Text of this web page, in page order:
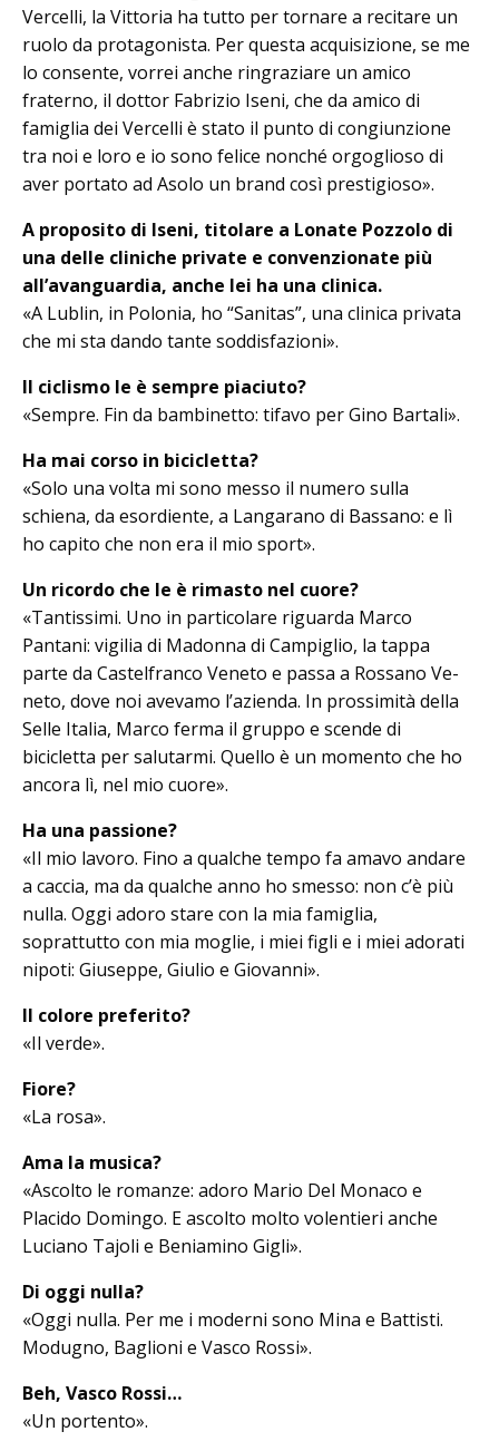
Vercelli, la Vittoria ha tutto per tornare a recitare un
ruolo da protagonista. Per questa acquisizione, se me
lo consente, vorrei anche ringraziare un amico
fraterno, il dottor Fa­brizio Iseni, che da amico di
famiglia dei Vercelli è stato il punto di congiunzione
tra noi e loro e io sono felice nonché orgoglioso di
aver portato ad Asolo un brand così prestigioso».
A proposito di Iseni, titolare a Lonate Pozzolo di
una delle cliniche private e convenzionate più
all’avanguardia, anche lei ha una clinica.
«A Lublin, in Polonia, ho “Sanitas”, una clinica privata
che mi sta dando tante soddisfazioni».
Il ciclismo le è sempre piaciuto?
«Sempre. Fin da bambinetto: tifavo per Gino Bartali».
Ha mai corso in bicicletta?
«Solo una volta mi sono messo il nu­mero sulla
schiena, da esordiente, a Langarano di Bassano: e lì
ho capito che non era il mio sport».
Un ricordo che le è rimasto nel cuore?
«Tantissimi. Uno in particolare riguarda Marco
Pantani: vigilia di Madonna di Campiglio, la tappa
parte da Castel­franco Veneto e passa a Rossano Ve­
ne­to, dove noi avevamo l’azienda. In prossimità della
Selle Italia, Marco ferma il gruppo e scende di
bicicletta per salutarmi. Quello è un momento che ho
ancora lì, nel mio cuore».
Ha una passione?
«Il mio lavoro. Fino a qualche tempo fa amavo andare
a caccia, ma da qualche anno ho smesso: non c’è più
nulla. Oggi adoro stare con la mia famiglia,
soprattutto con mia moglie, i miei figli e i miei adorati
nipoti: Giuseppe, Giu­lio e Giovanni».
Il colore preferito?
«Il verde».
Fiore?
«La rosa».
Ama la musica?
«Ascolto le romanze: adoro Mario Del Monaco e
Placido Domingo. E ascolto molto volentieri anche
Luciano Tajoli e Beniamino Gigli».
Di oggi nulla?
«Oggi nulla. Per me i moderni sono Mina e Battisti.
Modugno, Baglioni e Vasco Rossi».
Beh, Vasco Rossi…
«Un portento».